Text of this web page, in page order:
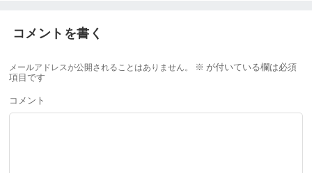
コメントを書く
メールアドレスが公開されることはありません。 ※ が付いている欄は必須
項目です
コメント